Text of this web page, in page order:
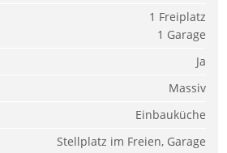
1 Freiplatz
1 Garage
Ja
Massiv
Einbauküche
Stellplatz im Freien, Garage